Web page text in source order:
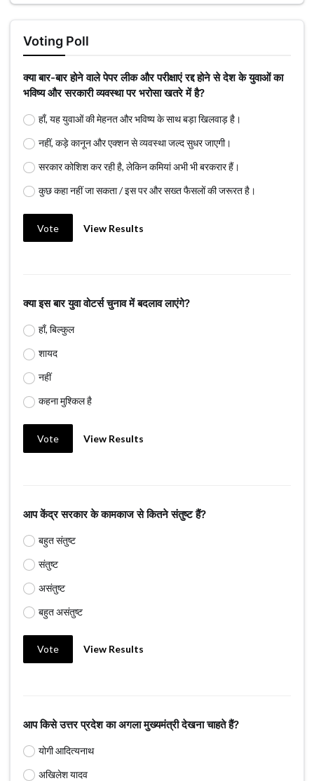
Voting Poll
क्या बार-बार होने वाले पेपर लीक और परीक्षाएं रद्द होने से देश के युवाओं का
भविष्य और सरकारी व्यवस्था पर भरोसा खतरे में है?
हाँ, यह युवाओं की मेहनत और भविष्य के साथ बड़ा खिलवाड़ है।
नहीं, कड़े कानून और एक्शन से व्यवस्था जल्द सुधर जाएगी।
सरकार कोशिश कर रही है, लेकिन कमियां अभी भी बरकरार हैं।
कुछ कहा नहीं जा सकता / इस पर और सख्त फैसलों की जरूरत है।
Vote View Results
क्या इस बार युवा वोटर्स चुनाव में बदलाव लाएंगे?
हाँ, बिल्कुल
शायद
नहीं
कहना मुश्किल है
Vote View Results
आप केंद्र सरकार के कामकाज से कितने संतुष्ट हैं?
बहुत संतुष्ट
संतुष्ट
असंतुष्ट
बहुत असंतुष्ट
Vote View Results
आप किसे उत्तर प्रदेश का अगला मुख्यमंत्री देखना चाहते हैं?
योगी आदित्यनाथ
अखिलेश यादव